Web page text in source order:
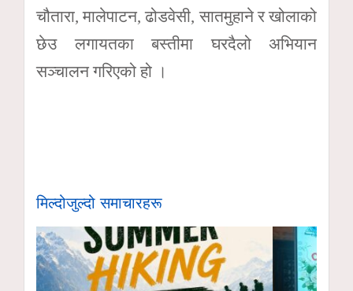
चौतारा, मालेपाटन, ढोडवेसी, सातमुहाने र खोलाको
छेउ लगायतका बस्तीमा घरदैलो अभियान
सञ्चालन गरिएको हो ।
मिल्दोजुल्दो समाचारहरू